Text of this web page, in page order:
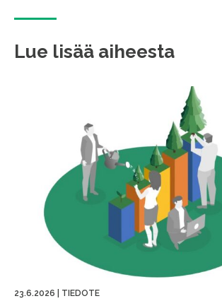
Lue lisää aiheesta
23.6.2026 TIEDOTE